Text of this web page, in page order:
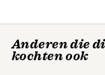
27 aandelen voor
de 21e eeuw
Bronnen en verder lezen
Anderen die
kochten ook